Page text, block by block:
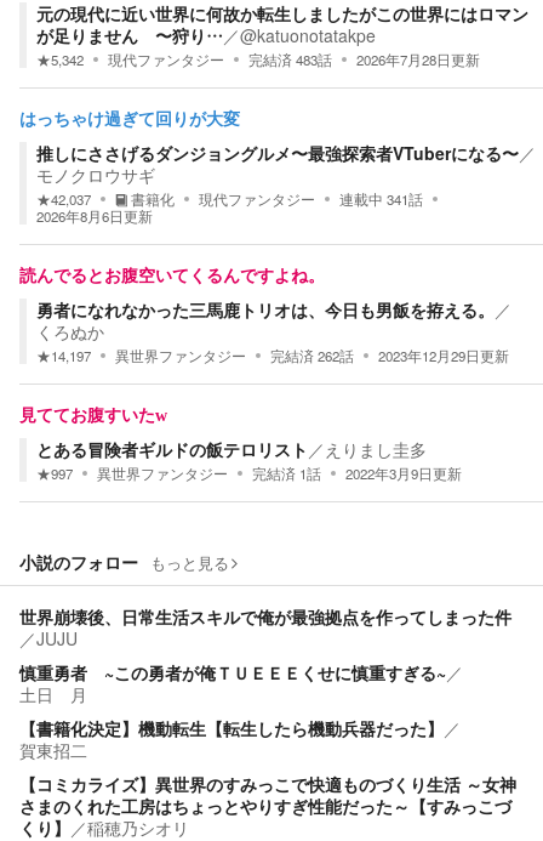
元の現代に近い世界に何故か転生しましたがこの世界にはロマン
が足りません 〜狩り…／@katuonotatakpe
★5,342 現代ファンタジー 完結済483話 2026年7月28日更新
はっちゃけ過ぎて回りが大変
推しにささげるダンジョングルメ〜最強探索者VTuberになる〜／
モノクロウサギ
★42,037 書籍化 現代ファンタジー 連載中 341話
2026年8月6日更新
読んでるとお腹空いてくるんですよね。
勇者になれなかった三馬鹿トリオは、今日も男飯を拵える。 ／
くろぬか
★14,197 異世界ファンタジー 完結済262話 2023年12月29日更新
見ててお腹すいたw
とある冒険者ギルドの飯テロリスト ／ えりまし圭多
★997 異世界ファンタジー 完結済 1話 2022年3月9日更新
小説のフォロー もっと見る
世界崩壊後、日常生活スキルで俺が最強拠点を作ってしまった件
／JUJU
慎重勇者 ~この勇者が俺ＴＵＥＥＥくせに慎重すぎる~／
土日 月
【書籍化決定】機動転生【転生したら機動兵器だった】 ／
賀東招二
【コミカライズ】異世界のすみっこで快適ものづくり生活 ～女神
さまのくれた工房はちょっとやりすぎ性能だった～【すみっこづ
くり】 ／稲穂乃シオリ